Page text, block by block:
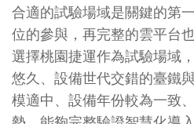
合適的試驗場域是關鍵的第
位的參與，再完整的雲平台
選擇桃園捷運作為試驗場域
悠久、設備世代交錯的臺鐵
模適中、設備年份較為一致